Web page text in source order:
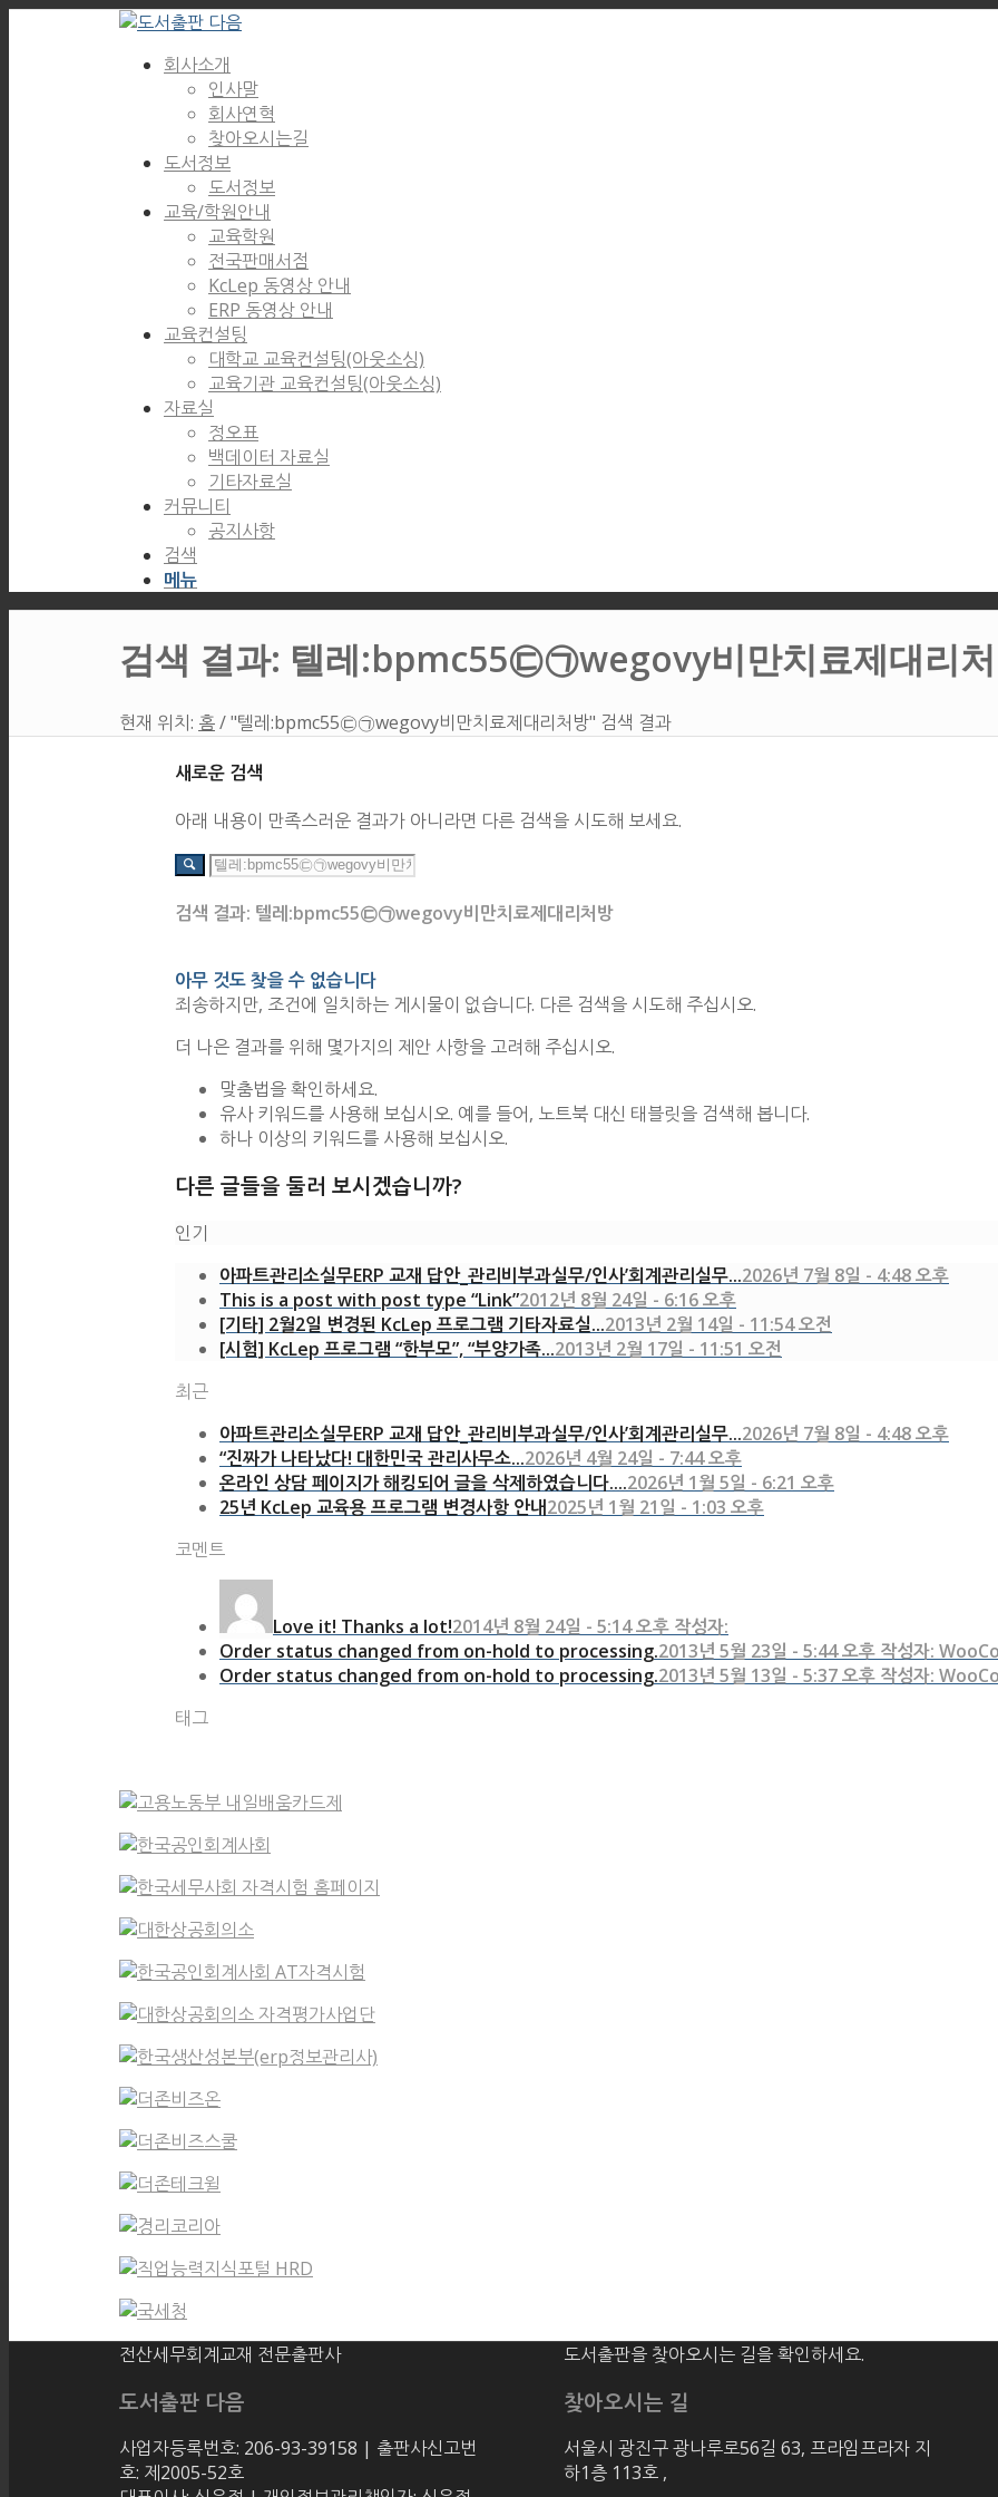
회사소개
인사말
회사연혁
찾아오시는길
도서정보
도서정보
교육/학원안내
교육학원
전국판매서점
KcLep 동영상 안내
ERP 동영상 안내
교육컨설팅
대학교 교육컨설팅(아웃소싱)
교육기관 교육컨설팅(아웃소싱)
자료실
정오표
백데이터 자료실
기타자료실
커뮤니티
공지사항
검색
메뉴
검색 결과: 텔레:bpmc55㉢㉠wegovy비만치료제대리
현재 위치: 홈/"텔레:bpmc55㉢㉠wegovy비만치료제대리처방" 검색 결과
새로운 검색
아래 내용이 만족스러운 결과가 아니라면 다른 검색을 시도해 보세요.
검색 결과: 텔레:bpmc55㉢㉠wegovy비만치료제대리처방
아무 것도 찾을 수 없습니다
죄송하지만, 조건에 일치하는 게시물이 없습니다. 다른 검색을 시도해 주십시오.
더 나은 결과를 위해 몇가지의 제안 사항을 고려해 주십시오.
맞춤법을 확인하세요.
유사 키워드를 사용해 보십시오. 예를 들어, 노트북 대신 태블릿을 검색해 봅니다.
하나 이상의 키워드를 사용해 보십시오.
다른 글들을 둘러 보시겠습니까?
인기
아파트관리소실무ERP 교재 답안_관리비부과실무/인사’회계관리실무...2026년 7월 8일 - 4:48 오후
This is a post with post type “Link”2012년 8월 24일 - 6:16 오후
[기타] 2월2일 변경된 KcLep 프로그램 기타자료실...2013년 2월 14일 - 11:54 오전
[시험] KcLep 프로그램 “한부모”, “부양가족...2013년 2월 17일 - 11:51 오전
최근
아파트관리소실무ERP 교재 답안_관리비부과실무/인사’회계관리실무...2026년 7월 8일 - 4:48 오후
“진짜가 나타났다! 대한민국 관리사무소...2026년 4월 24일 - 7:44 오후
온라인 상담 페이지가 해킹되어 글을 삭제하였습니다....2026년 1월 5일 - 6:21 오후
25년 KcLep 교육용 프로그램 변경사항 안내2025년 1월 21일 - 1:03 오후
코멘트
Love it! Thanks a lot!2014년 8월 24일 - 5:14 오후 작성자:
Order status changed from on-hold to processing.2013년 5월 23일 - 5:44 오후 작성자:
Order status changed from on-hold to processing.2013년 5월 13일 - 5:37 오후 작성자:
태그
전산세무회계교재 전문출판사
도서출판 다음
사업자등록번호: 206-93-39158 | 출판사신고번
호: 제2005-52호
도서출판을 찾아오시는 길을 확인하세요.
찾아오시는 길
서울시 광진구 광나루로56길 63, 프라임프라자 지
하1층 113호 ,